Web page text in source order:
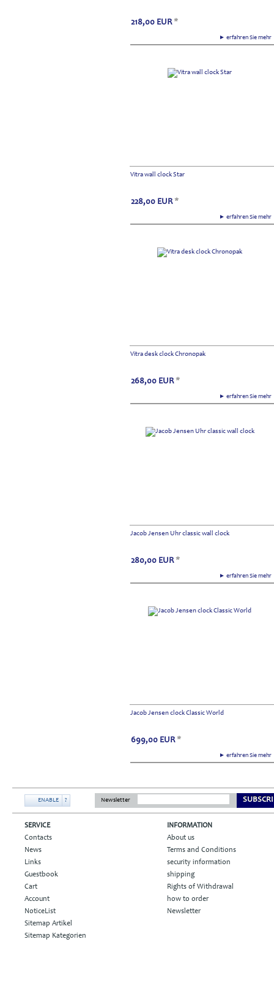
► erfahren Sie
218,00 EUR *
Vitra wall clock Star
► erfahren Sie
228,00 EUR *
Vitra desk clock Chronopak
► erfahren Sie
268,00 EUR *
Jacob Jensen Uhr classic wall clock
► erfahren Sie
280,00 EUR *
Jacob Jensen clock Classic World
► erfahren Sie
699,00 EUR *
ENABLE ? Newsletter
SERVICE
Contacts
News
Links
Guestbook
Cart
Account
NoticeList
Sitemap Artikel
Sitemap Kategorien
INFORMATION
About us
Terms and Conditions
security information
shipping
Rights of Withdrawal
how to order
Newsletter